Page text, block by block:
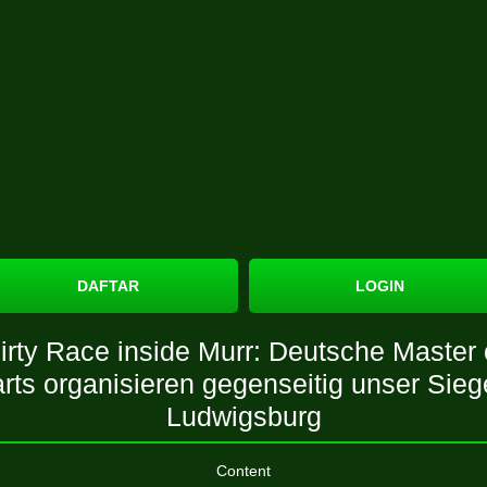
DAFTAR LOGIN
Race inside Murr: Deutsche Master
organisieren gegenseitig unser
Ludwigsburg
Content